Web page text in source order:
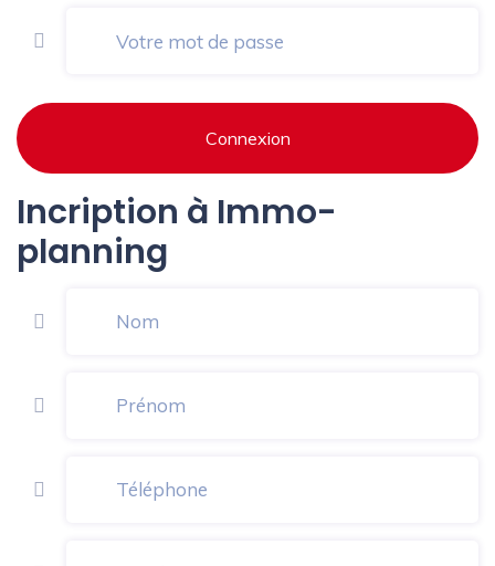
Connexion
Incription à Immo-
planning